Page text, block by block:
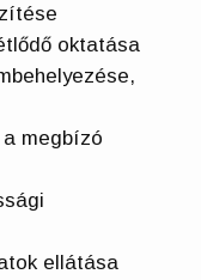
oktatása
megbízó
ellátása